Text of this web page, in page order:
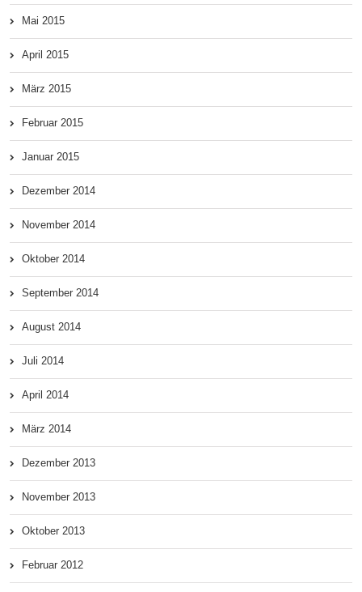
Mai 2015
April 2015
März 2015
Februar 2015
Januar 2015
Dezember 2014
November 2014
Oktober 2014
September 2014
August 2014
Juli 2014
April 2014
März 2014
Dezember 2013
November 2013
Oktober 2013
Februar 2012